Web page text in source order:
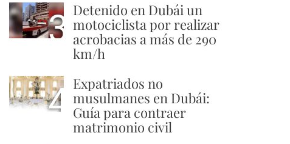
3 Detenido en Dubái un
motociclista por realizar
acrobacias a más de 290
km/h
4 Expatriados no
musulmanes en Dubái:
Guía para contraer
matrimonio civil